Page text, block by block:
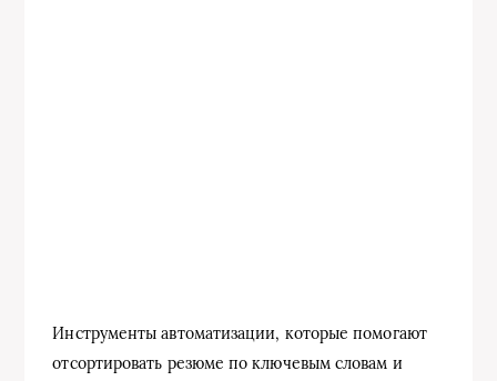
Инструменты автоматизации, которые помогают
отсортировать резюме по ключевым словам и